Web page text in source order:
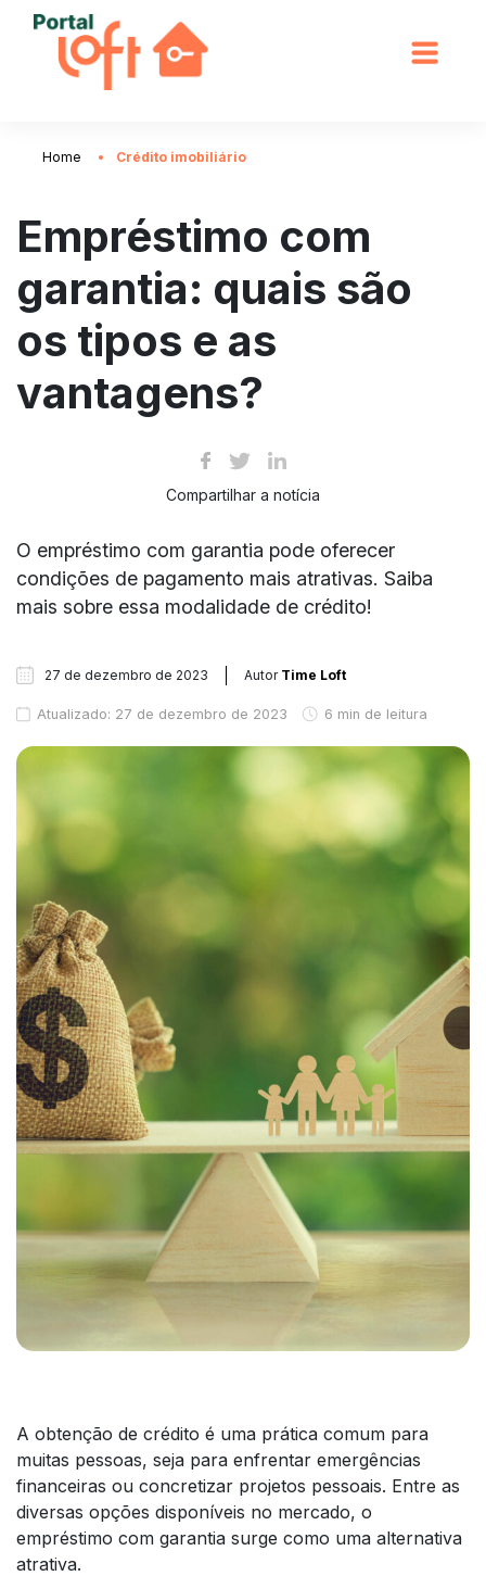
Home Crédito imobiliário
Empréstimo com
garantia: quais são
os tipos e as
vantagens?
Compartilhar a notícia
O empréstimo com garantia pode oferecer
condições de pagamento mais atrativas. Saiba
mais sobre essa modalidade de crédito!
27 de dezembro de 2023 Autor Time Loft
Atualizado: 27 de dezembro de 2023 6 min de leitura
A obtenção de crédito é uma prática comum para
muitas pessoas, seja para enfrentar emergências
financeiras ou concretizar projetos pessoais. Entre as
diversas opções disponíveis no mercado, o
empréstimo com garantia surge como uma alternativa
atrativa.